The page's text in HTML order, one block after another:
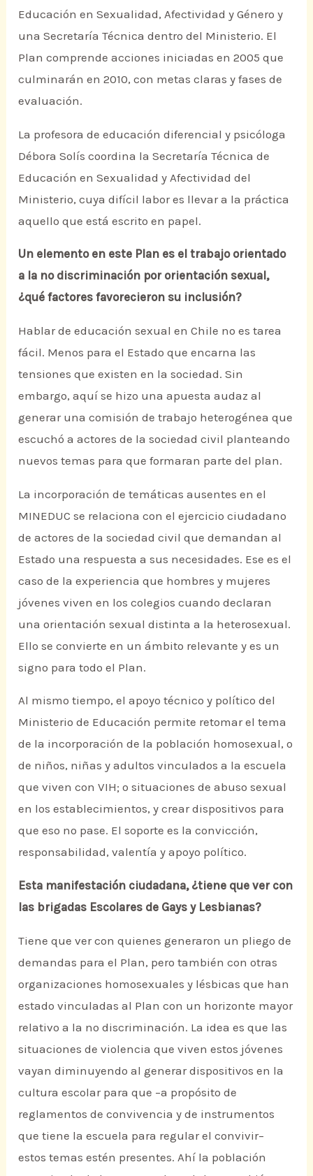
Educación en Sexualidad, Afectividad y Género y
una Secretaría Técnica dentro del Ministerio. El
Plan comprende acciones iniciadas en 2005 que
culminarán en 2010, con metas claras y fases de
evaluación.
La profesora de educación diferencial y psicóloga
Débora Solís coordina la Secretaría Técnica de
Educación en Sexualidad y Afectividad del
Ministerio, cuya difícil labor es llevar a la práctica
aquello que está escrito en papel.
Un elemento en este Plan es el trabajo orientado
a la no discriminación por orientación sexual,
¿qué factores favorecieron su inclusión?
Hablar de educación sexual en Chile no es tarea
fácil. Menos para el Estado que encarna las
tensiones que existen en la sociedad. Sin
embargo, aquí se hizo una apuesta audaz al
generar una comisión de trabajo heterogénea que
escuchó a actores de la sociedad civil planteando
nuevos temas para que formaran parte del plan.
La incorporación de temáticas ausentes en el
MINEDUC se relaciona con el ejercicio ciudadano
de actores de la sociedad civil que demandan al
Estado una respuesta a sus necesidades. Ese es el
caso de la experiencia que hombres y mujeres
jóvenes viven en los colegios cuando declaran
una orientación sexual distinta a la heterosexual.
Ello se convierte en un ámbito relevante y es un
signo para todo el Plan.
Al mismo tiempo, el apoyo técnico y político del
Ministerio de Educación permite retomar el tema
de la incorporación de la población homosexual, o
de niños, niñas y adultos vinculados a la escuela
que viven con VIH; o situaciones de abuso sexual
en los establecimientos, y crear dispositivos para
que eso no pase. El soporte es la convicción,
responsabilidad, valentía y apoyo político.
Esta manifestación ciudadana, ¿tiene que ver con
las brigadas Escolares de Gays y Lesbianas?
Tiene que ver con quienes generaron un pliego de
demandas para el Plan, pero también con otras
organizaciones homosexuales y lésbicas que han
estado vinculadas al Plan con un horizonte mayor
relativo a la no discriminación. La idea es que las
situaciones de violencia que viven estos jóvenes
vayan diminuyendo al generar dispositivos en la
cultura escolar para que –a propósito de
reglamentos de convivencia y de instrumentos
que tiene la escuela para regular el convivir–
estos temas estén presentes. Ahí la población